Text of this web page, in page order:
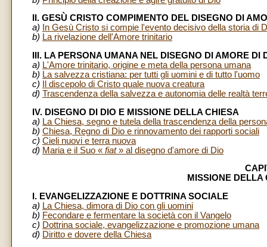
II. GESÙ CRISTO COMPIMENTO DEL DISEGNO DI
a)
In Gesù Cristo si compie l'evento decisivo della storia di
b) La rivelazione dell'Amore trinitario
III. LA PERSONA UMANA NEL DISEGNO DI AMORE DI
a) L'Amore trinitario, origine e meta della persona umana
b) La salvezza cristiana: per tutti gli uomini e di tutto l'uomo
c)
Il discepolo di Cristo quale nuova creatura
d) Trascendenza della salvezza e autonomia delle realtà
IV. DISEGNO DI DIO E MISSIONE DELLA CHIESA
a) La Chiesa, segno e tutela della trascendenza della
b) Chiesa, Regno di Dio e rinnovamento dei rapporti sociali
c) Cieli nuovi e terra nuova
d) Maria e il Suo « fiat» al disegno d'amore di Dio
MISSIONE DELLA
I. EVANGELIZZAZIONE E DOTTRINA SOCIALE
a) La Chiesa, dimora di Dio con gli uomini
b) Fecondare e fermentare la società con il Vangelo
c) Dottrina sociale, evangelizzazione e promozione umana
d) Diritto e dovere della Chiesa